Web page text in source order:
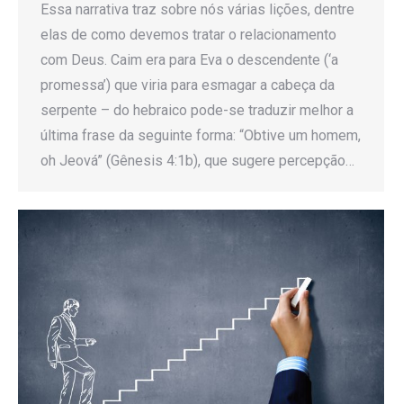
Essa narrativa traz sobre nós várias lições, dentre
elas de como devemos tratar o relacionamento
com Deus. Caim era para Eva o descendente (‘a
promessa’) que viria para esmagar a cabeça da
serpente – do hebraico pode-se traduzir melhor a
última frase da seguinte forma: “Obtive um homem,
oh Jeová” (Gênesis 4:1b), que sugere percepção…